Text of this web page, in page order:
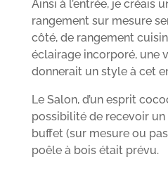
Ainsi à l’entrée, je créais
rangement sur mesure
côté, de rangement
éclairage incorporé, une
donnerait un style à cet
Le Salon, d’un esprit
possibilité de recevoir un
buffet (sur mesure ou
poêle à bois était prévu.